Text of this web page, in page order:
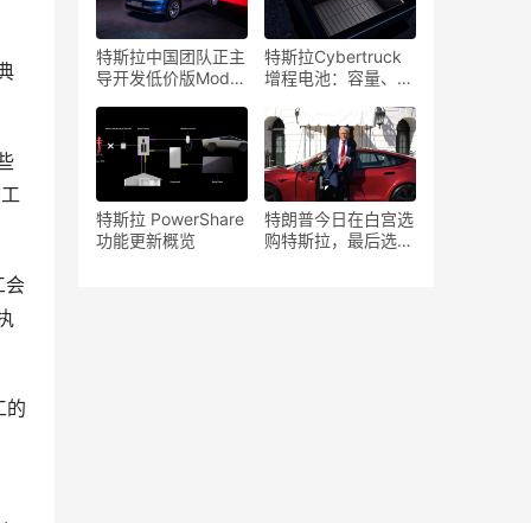
会
的
特斯拉中国团队正主
导开发低价版Model
特斯拉Cybertruck
增程电池：容量、续
特斯拉 PowerShare
功能更新概览
特朗普今日在白宫选
购特斯拉，最后选了